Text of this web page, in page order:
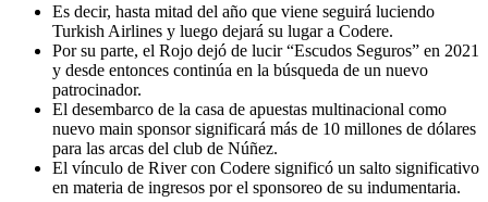
Es decir, hasta mitad del año que viene seguirá luciendo
Turkish Airlines y luego dejará su lugar a Codere.
Por su parte, el Rojo dejó de lucir “Escudos Seguros” en 2021
y desde entonces continúa en la búsqueda de un nuevo
patrocinador.
El desembarco de la casa de apuestas multinacional como
nuevo main sponsor significará más de 10 millones de dólares
para las arcas del club de Núñez.
El vínculo de River con Codere significó un salto significativo
en materia de ingresos por el sponsoreo de su indumentaria.